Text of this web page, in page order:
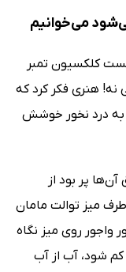
می‌خوانیم
کلکسیون تمبر
نه! هنری فکر کرد که
به درد نخور خوشش
پر بود از
میز توالت مامان
روی میز نگاه
شود، آب از آب